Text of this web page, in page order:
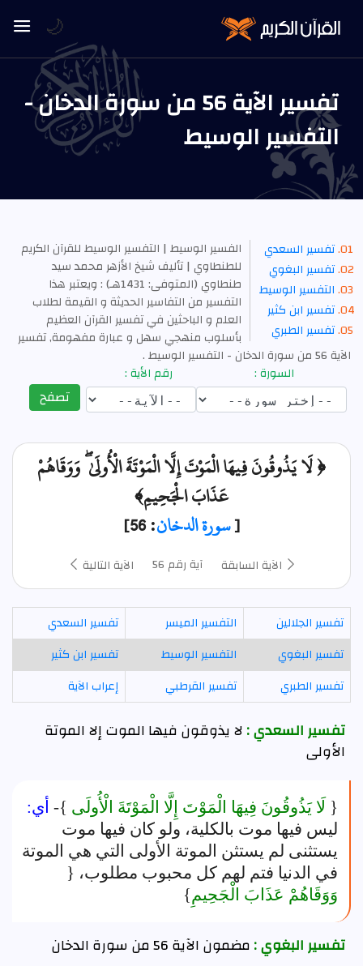
تفسير الآية 56 من سورة الدخان -
التفسير الوسيط
تفسير السعدي
تفسير البغوي
التفسير الوسيط
تفسير ابن كثير
تفسير الطبري
الفسير الوسيط | التفسير الوسيط للقرآن الكريم
للطنطاوي | تأليف شيخ الأزهر محمد سيد
طنطاوي (المتوفى: 1431هـ) : ويعتبر هذا
التفسير من التفاسير الحديثة و القيمة لطلاب
العلم و الباحثين في تفسير القرآن العظيم
بأسلوب منهجي سهل و عبارة مفهومة, تفسير
الآية 56 من سورة الدخان - التفسير الوسيط .
السورة :
رقم الأية :
تصفح
﴿ لَا يَذُوقُونَ فِيهَا الْمَوْتَ إِلَّا الْمَوْتَةَ الْأُولَىٰ ۖ وَوَقَاهُمْ
عَذَابَ الْجَحِيمِ﴾
[سورة الدخان: 56]
الآية السابقة آية رقم 56 الآية التالية
تفسير الجلالين التفسير الميسر
تفسير السعدي
تفسير البغوي
التفسير الوسيط
تفسير ابن كثير
تفسير الطبري
تفسير القرطبي إعراب الآية
تفسير السعدي :لا يذوقون فيها الموت إلا الموتة
الأولى
{ لَا يَذُوقُونَ فِيهَا الْمَوْتَ إِلَّا الْمَوْتَةَ الْأُولَى }- أي:
ليس فيها موت بالكلية، ولو كان فيها موت
يستثنى لم يستثن الموتة الأولى التي هي الموتة
في الدنيا فتم لهم كل محبوب مطلوب، {
وَوَقَاهُمْ عَذَابَ الْجَحِيمِ}
تفسير البغوي :مضمون الآية 56 من سورة الدخان
🌙